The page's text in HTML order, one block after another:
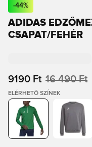
-44%
ADIDAS
CSAPAT/FEHÉR
9190 Ft 16 490 Ft
ELÉRHETŐ SZÍNEK